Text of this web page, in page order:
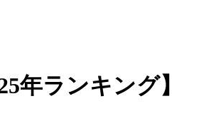
年ランキング】